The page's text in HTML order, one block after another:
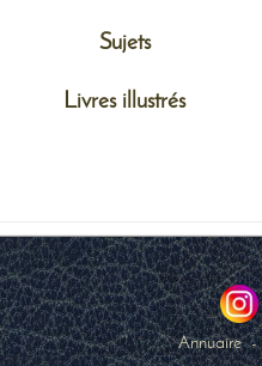
Sujets
Livres illustrés
Annuaire